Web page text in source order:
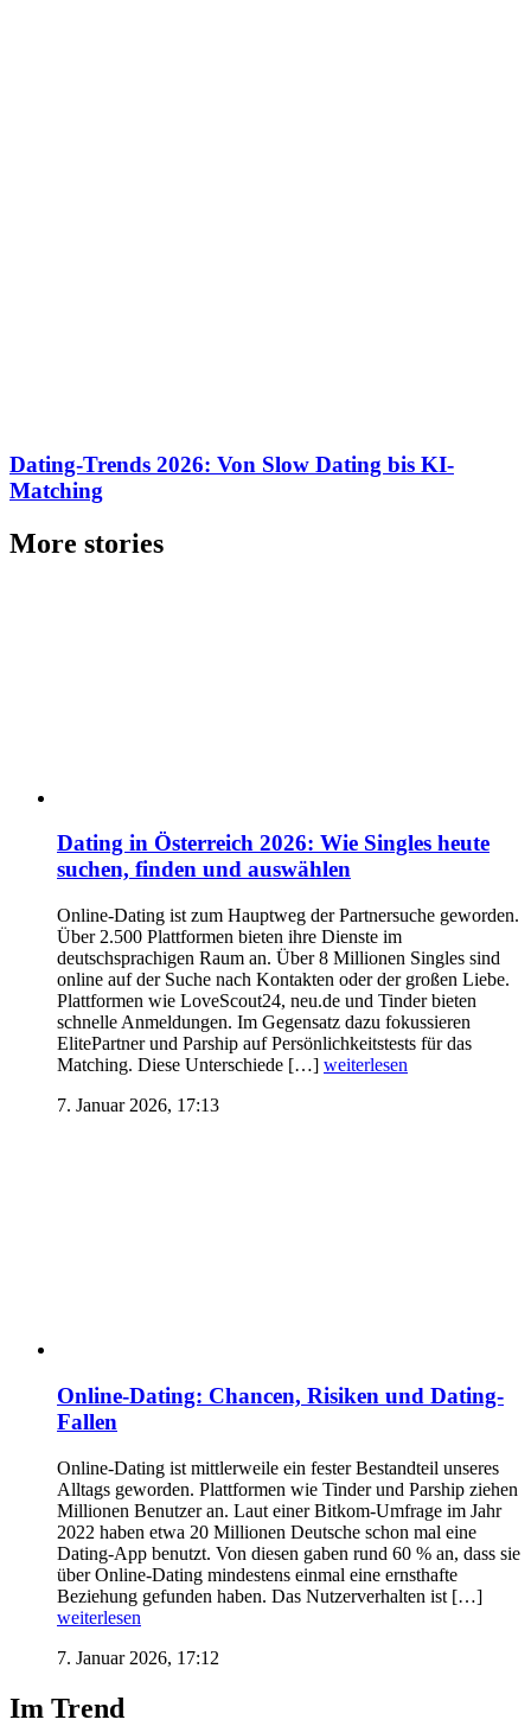
Dating-Trends 2026: Von Slow Dating bis KI-
Matching
More stories
Dating in Österreich 2026: Wie Singles heute
suchen, finden und auswählen
Online-Dating ist zum Hauptweg der Partnersuche geworden.
Über 2.500 Plattformen bieten ihre Dienste im
deutschsprachigen Raum an. Über 8 Millionen Singles sind
online auf der Suche nach Kontakten oder der großen Liebe.
Plattformen wie LoveScout24, neu.de und Tinder bieten
schnelle Anmeldungen. Im Gegensatz dazu fokussieren
ElitePartner und Parship auf Persönlichkeitstests für das
Matching. Diese Unterschiede […] weiterlesen
7. Januar 2026, 17:13
Online-Dating: Chancen, Risiken und Dating-
Fallen
Online-Dating ist mittlerweile ein fester Bestandteil unseres
Alltags geworden. Plattformen wie Tinder und Parship ziehen
Millionen Benutzer an. Laut einer Bitkom-Umfrage im Jahr
2022 haben etwa 20 Millionen Deutsche schon mal eine
Dating-App benutzt. Von diesen gaben rund 60 % an, dass sie
über Online-Dating mindestens einmal eine ernsthafte
Beziehung gefunden haben. Das Nutzerverhalten ist […]
weiterlesen
7. Januar 2026, 17:12
Im Trend